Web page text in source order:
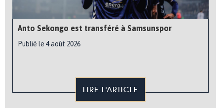
Anto Sekongo est transféré à Samsunspor
Publié le 4 août 2026
LIRE L'ARTICLE